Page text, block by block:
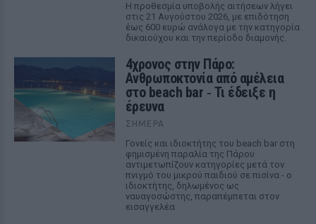
Η προθεσμία υποβολής αιτήσεων λήγει
στις 21 Αυγούστου 2026, με επιδότηση
έως 600 ευρώ ανάλογα με την κατηγορία
δικαιούχου και την περίοδο διαμονής.
4χρονος στην Πάρο:
Ανθρωποκτονία από αμέλεια
στο beach bar ‑ Τι έδειξε η
έρευνα
ΣΉΜΕΡΑ
Γονείς και ιδιοκτήτης του beach bar στη
φημισμένη παραλία της Πάρου
αντιμετωπίζουν κατηγορίες μετά τον
πνιγμό του μικρού παιδιού σε πισίνα - ο
ιδιοκτήτης, δηλωμένος ως
ναυαγοσώστης, παραπέμπεται στον
εισαγγελέα